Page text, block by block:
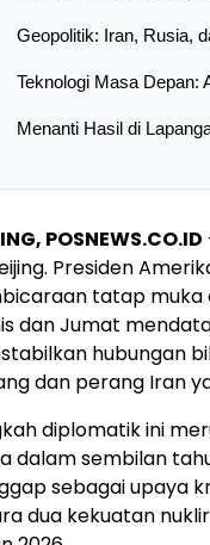
Geopolitik: Iran, Rusia,
Teknologi Masa Depan:
Menanti Hasil di
POSNEWS.CO.ID
Presiden
tatap muka
dan Jumat
hubungan
dan perang Iran
diplomatik ini
dalam sembilan
sebagai upaya
dua kekuatan